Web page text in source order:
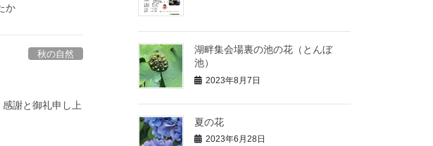
か
秋の自然
謝と御礼申し上
湖畔集会場裏の池の花（とんぼ
池）
2023年8月7日
夏の花
2023年6月28日